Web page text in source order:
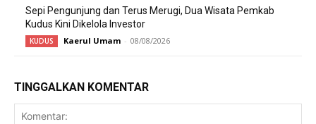
Sepi Pengunjung dan Terus Merugi, Dua Wisata Pemkab
Kudus Kini Dikelola Investor
KUDUS Kaerul Umam - 08/08/2026
TINGGALKAN KOMENTAR